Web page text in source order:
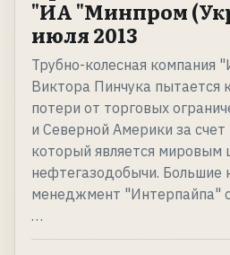
"ИА "Минпром
июля 2013
Трубно-колесная компания
Виктора Пинчука пытается
потери от торговых
и Северной Америки за
который является мировым
нефтегазодобычи.
менеджмент "Интерпайпа"
…